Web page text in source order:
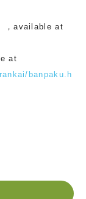
，available at
at
banpaku.h